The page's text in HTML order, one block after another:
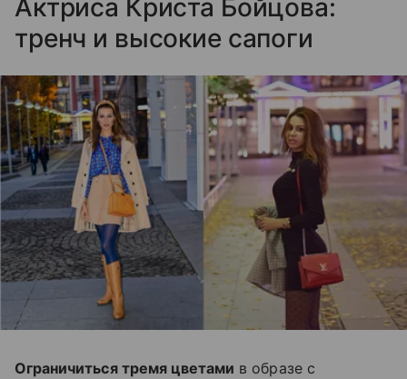
Актриса Криста Бойцова:
тренч и высокие сапоги
Ограничиться тремя цветами в образе с